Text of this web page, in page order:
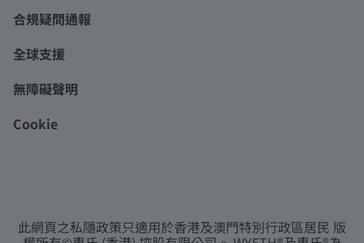
合規疑問通報
全球支援
無障礙聲明
Cookie
此網頁之私隱政策只適用於香港及澳門特別行政區居民 版